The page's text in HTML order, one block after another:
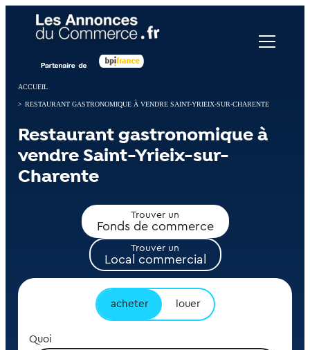
ACCUEIL
> RESTAURANT GASTRONOMIQUE À VENDRE SAINT-YRIEIX-SUR-CHARENTE
Restaurant gastronomique à
vendre Saint-Yrieix-sur-
Charente
Trouver un
Fonds de commerce
Trouver un
Local commercial
acheter louer
Quoi
Panneau de gestion des cookies